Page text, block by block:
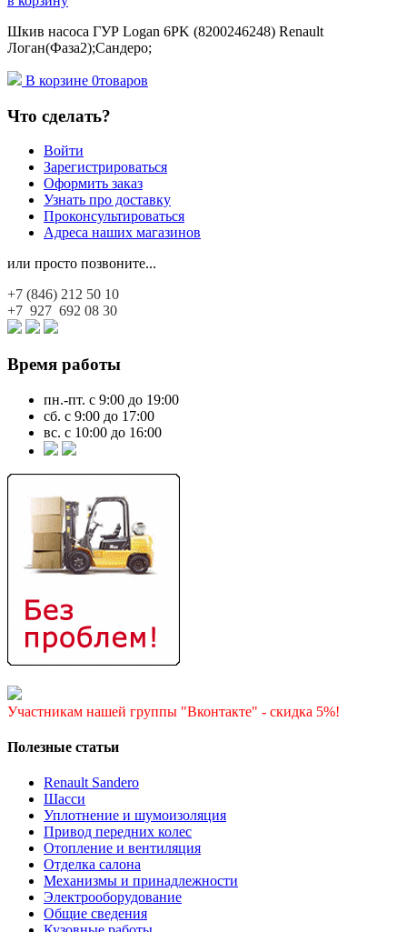
Шкив насоса ГУР Logan 6PK (8200246248) Renault
Логан(Фаза2);Сандеро;
В корзине 0товаров
Что сделать?
Войти
Зарегистрироваться
Оформить заказ
Узнать про доставку
Проконсультироваться
Адреса наших магазинов
или просто позвоните...
+7 (846) 212 50 10
+7 927 692 08 30
Время работы
пн.-пт. с 9:00 до 19:00
сб. с 9:00 до 17:00
вс. с 10:00 до 16:00
Участникам нашей группы "Вконтакте" - скидка 5%!
Полезные статьи
Renault Sandero
Шасси
Уплотнение и шумоизоляция
Привод передних колес
Отопление и вентиляция
Отделка салона
Механизмы и принадлежности
Электрооборудование
Общие сведения